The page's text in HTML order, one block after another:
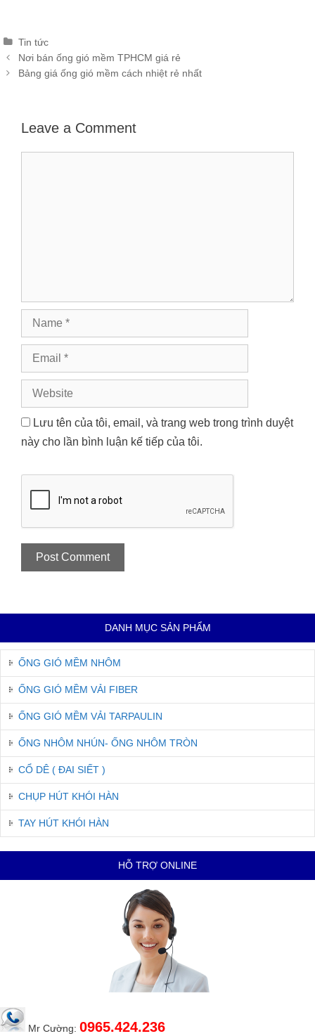
Categories
Tin tức
Post
navigation
Nơi bán ống gió mềm TPHCM giá rẻ
Bảng giá ống gió mềm cách nhiệt rẻ nhất
Leave a Comment
Name
Email
Website
Lưu tên của tôi, email, và trang web trong trình duyệt
này cho lần bình luận kế tiếp của tôi.
DANH MỤC SẢN PHẨM
ỐNG GIÓ MỀM NHÔM
ỐNG GIÓ MỀM VẢI FIBER
ỐNG GIÓ MỀM VẢI TARPAULIN
ỐNG NHÔM NHÚN- ỐNG NHÔM TRÒN
CỔ DÊ ( ĐAI SIẾT )
CHỤP HÚT KHÓI HÀN
TAY HÚT KHÓI HÀN
HỖ TRỢ ONLINE
Mr Cường: 0965.424.236